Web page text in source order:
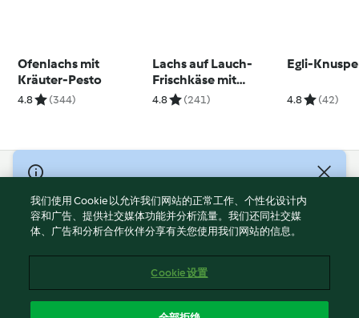
Ofenlachs mit
Kräuter-Pesto
4.8 (344)
Lachs auf Lauch-
Frischkäse mit
Frühkartoffeln
4.8 (241)
Egli-
4.8 (42)
© Copyright 2021-2023 福维克信息科技(上海)有限公司 版权所有
2026
使用规定
Cookies
我们使用 Cookie 以允许我们网站的正常工作、个性化设计内
容和广告、提供社交媒体功能并分析流量。我们还同社交媒
体、广告和分析合作伙伴分享有关您使用我们网站的信息。
Cookie 设置